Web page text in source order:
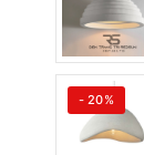
- 20%